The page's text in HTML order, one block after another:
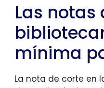
Las
mínima
La nota de corte en